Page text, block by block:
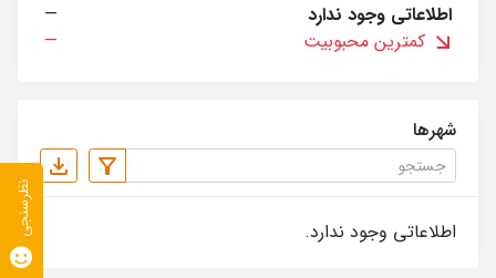
اطلاعاتی وجود ندارد
—
کمترین محبوبیت
—
شهرها
اطلاعاتی وجود ندارد. نظرسنجی